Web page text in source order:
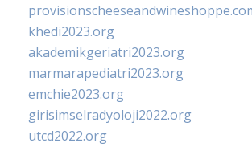
khedi2023.org
akademikgeriatri2023.org
marmarapediatri2023.org
emchie2023.org
girisimselradyoloji2022.org
utcd2022.org